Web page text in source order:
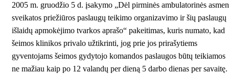
2005 m. gruodžio 5 d. įsakymo „Dėl pirminės ambulatorinės
sveikatos priežiūros paslaugų teikimo organizavimo ir šių paslaugų
išlaidų apmokėjimo tvarkos aprašo“ pakeitimas, kuris numato, kad
šeimos klinikos privalo užtikrinti, jog prie jos prirašytiems
gyventojams šeimos gydytojo komandos paslaugos būtų teikiamos
ne mažiau kaip po 12 valandų per dieną 5 darbo dienas per savaitę.